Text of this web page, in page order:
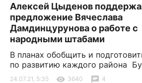
Алексей Цыденов
предложение Вячеслава
Дамдинцурунова о работе с
народными штабами
В планах обобщить и
по развитию каждого района
24.07.21, 5:35 3640 4